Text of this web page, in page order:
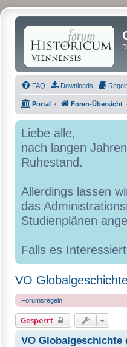
FAQ Downloads
Portal Foren-Übersicht
Liebe alle,
nach langen
Ruhestand.
Allerdings lassen
das
Studienplänen
Falls es
VO
Forumsregeln
Gesperrt
VO Globalgeschichte